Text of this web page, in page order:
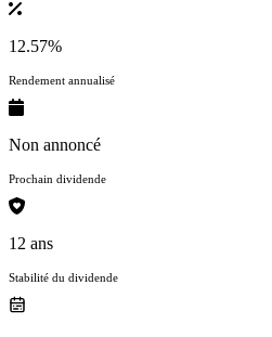
12.57%
Rendement annualisé
Non annoncé
Prochain dividende
12 ans
Stabilité du dividende